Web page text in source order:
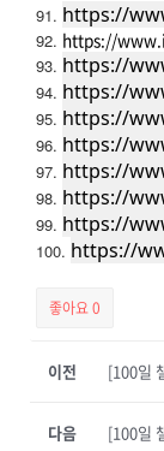
91. https://
92. https://
93. https://
94. https://
95. https://
96. https://
97. https://
98. https://
99. https://
100. https://
좋아요0
이전 [100일
[100일
다음